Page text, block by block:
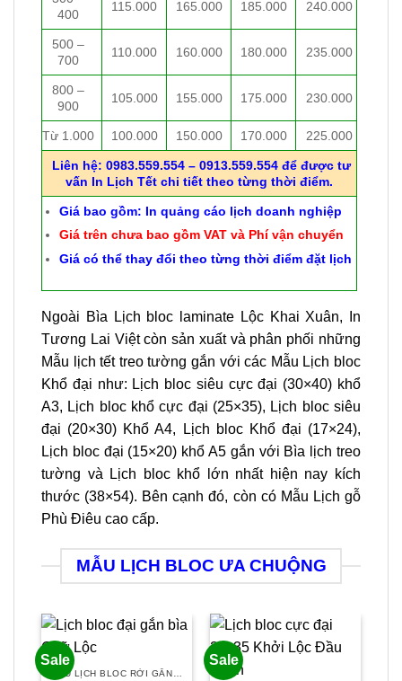
400
115.000 165.000 185.000 240.000
500 –
700
110.000 160.000 180.000 235.000
800 –
900
105.000 155.000 175.000 230.000
Từ 1.000 100.000 150.000 170.000 225.000
Liên hệ: 0983.559.554 – 0913.559.554 để được tư
vấn In Lịch Tết chi tiết theo từng thời điểm.
Giá bao gồm: In quảng cáo lịch doanh nghiệp
Giá trên chưa bao gồm VAT và Phí vận chuyển
Giá có thể thay đổi theo từng thời điểm đặt lịch
Ngoài Bìa Lịch bloc laminate Lộc Khai Xuân, In
Tương Lai Việt còn sản xuất và phân phối những
Mẫu lịch tết treo tường gắn với các Mẫu Lịch bloc
Khổ đại như: Lịch bloc siêu cực đại (30×40) khổ
A3, Lịch bloc khổ cực đại (25×35), Lịch bloc siêu
đại (20×30) Khổ A4, Lịch bloc Khổ đại (17×24),
Lịch bloc đại (15×20) khổ A5 gắn với Bìa lịch treo
tường và Lịch bloc khổ lớn nhất hiện nay kích
thước (38×54). Bên cạnh đó, còn có Mẫu Lịch gỗ
Phù Điêu cao cấp.
MẪU LỊCH BLOC ƯA CHUỘNG
Sale Sale